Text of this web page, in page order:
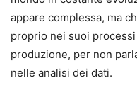
appare complessa, ma
proprio nei suoi
produzione, per non
nelle analisi dei dati.